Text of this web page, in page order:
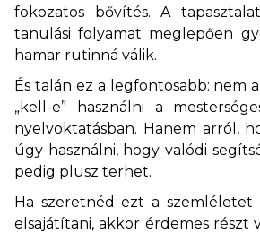
fokozatos bővítés. A
tanulási folyamat meglepően
hamar rutinná válik.
És talán ez a legfontosabb: nem
„kell-e” használni a
nyelvoktatásban. Hanem arról,
úgy használni, hogy valódi
pedig plusz terhet.
Ha szeretnéd ezt a szemléletet
elsajátítani, akkor érdemes részt